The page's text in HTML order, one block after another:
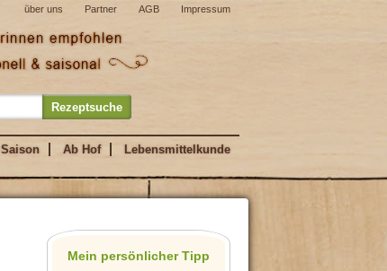
über uns Partner AGB Impressum
Saison Ab Hof Lebensmittelkunde
Mein persönlicher Tipp